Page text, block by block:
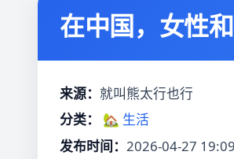
在中国，女性
来源： 就叫熊太行也行
分类：
🏡 生活
发布时间： 2026-04-27